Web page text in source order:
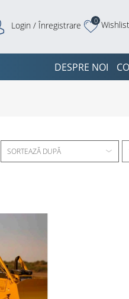
Wishlist
0
Login / Înregistrare
DESPRE NOI